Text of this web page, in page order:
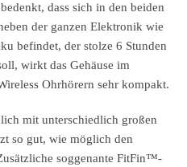
dass sich in den beiden
der ganzen Elektronik wie
befindet, der stolze 6 Stunden
wirkt das Gehäuse im
Ohrhörern sehr kompakt.
mit unterschiedlich großen
so gut, wie möglich den
soggenante FitFin™-